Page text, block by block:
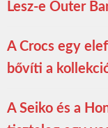
Lesz-e Outer
A Crocs egy
bővíti a
A Seiko és a